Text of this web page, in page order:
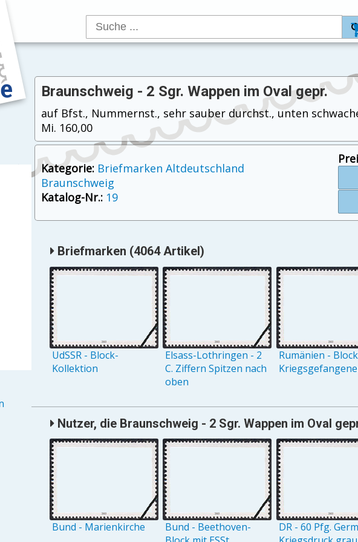
Braunschweig - 2 Sgr. Wappen im Oval gepr.
auf Bfst., Nummernst., sehr sauber durchst., unten
Mi. 160,00
Kategorie: Briefmarken Altdeutschland
Braunschweig
Katalog-Nr.: 19
Briefmarken (4064 Artikel)
UdSSR - Block-
Kollektion
Elsass-Lothringen - 2
C. Ziffern Spitzen nach
oben
Rumänien - Block
Nutzer, die Braunschweig - 2 Sgr. Wappen im Oval
Bund - Marienkirche
Bund - Beethoven-
DR - 60 Pfg.